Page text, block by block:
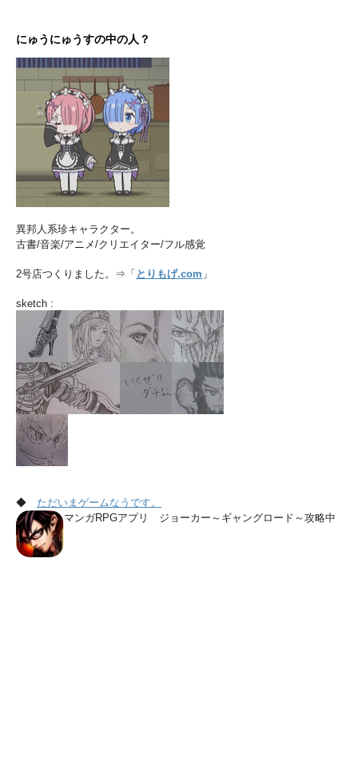
にゅうにゅうすの中の人？
異邦人系珍キャラクター。
古書/音楽/アニメ/クリエイター/フル感覚
2号店つくりました。⇒「 とりもげ.com 」
sketch :
◆ ただいまゲームなうです。
マンガRPGアプリ ジョーカー～ギャングロード～攻略中